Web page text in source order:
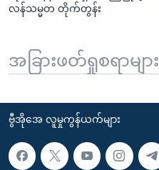
လန်သမ္မတ တိုက်တွန်း
အခြားဖတ်ရှုစရာများ
ဗွီအိုအေ လူမှုကွန်ယက်များ